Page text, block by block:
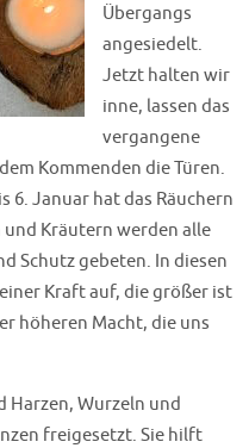
Übergangs
angesiedelt.
Jetzt halten wir
inne, lassen das
vergangene
Kommenden die Türen.
6. Januar hat das Räuchern
Kräutern werden alle
Schutz gebeten. In diesen
Kraft auf, die größer ist
höheren Macht, die uns
Harzen, Wurzeln und
freigesetzt. Sie hilft